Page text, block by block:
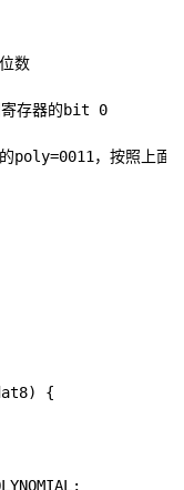
数
存器的bit 0
poly=0011，按照上面
{